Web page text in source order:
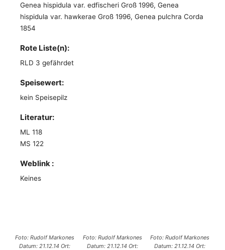
Genea hispidula var. edfischeri Groß 1996, Genea
hispidula var. hawkerae Groß 1996, Genea pulchra Corda
1854
Rote Liste(n):
RLD 3 gefährdet
Speisewert:
kein Speisepilz
Literatur:
ML 118
MS 122
Weblink :
Keines
Foto: Rudolf Markones
Datum: 21.12.14 Ort:
Foto: Rudolf Markones
Datum: 21.12.14 Ort:
Foto: Rudolf Markones
Datum: 21.12.14 Ort: